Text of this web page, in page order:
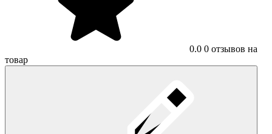
0.0 0 отзывов на
товар